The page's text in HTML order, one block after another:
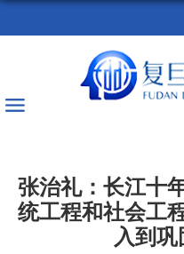
张治礼：长江十
统工程和社会工
入到